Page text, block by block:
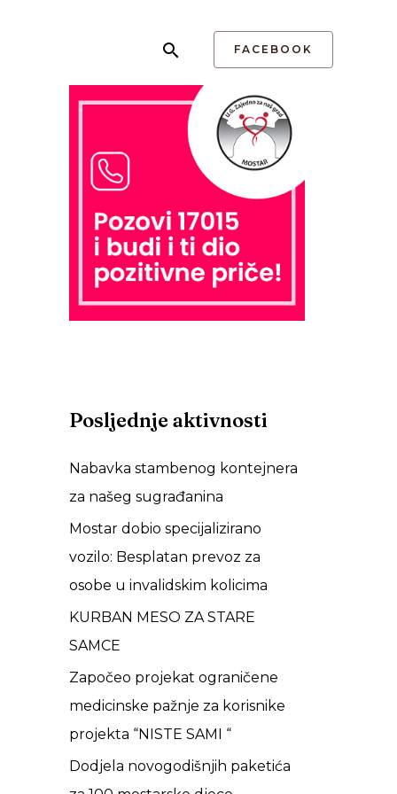
FACEBOOK
Posljednje aktivnosti
Nabavka stambenog kontejnera
za našeg sugrađanina
Mostar dobio specijalizirano
vozilo: Besplatan prevoz za
osobe u invalidskim kolicima
KURBAN MESO ZA STARE
SAMCE
Započeo projekat ograničene
medicinske pažnje za korisnike
projekta “NISTE SAMI “
Dodjela novogodišnjih paketića